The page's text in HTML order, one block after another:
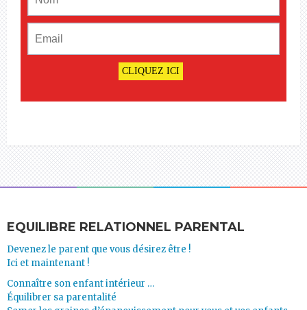
EQUILIBRE RELATIONNEL PARENTAL
Devenez le parent que vous désirez être !
Ici et maintenant !
Connaître son enfant intérieur …
Équilibrer sa parentalité